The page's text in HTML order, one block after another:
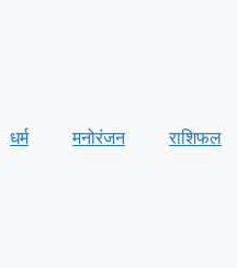
धर्म मनोरंजन राशिफल